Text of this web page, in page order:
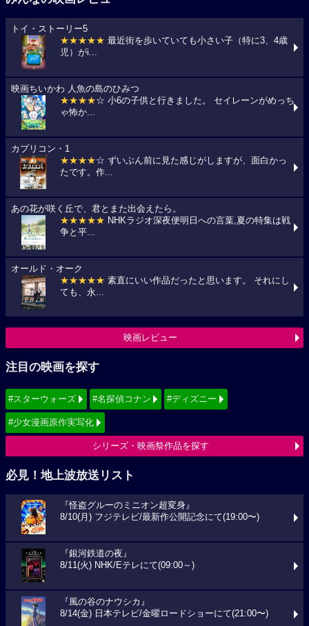
トイ・ストーリー5
★★★★★ 最近街を歩いていても小さい子（特に3、4歳
児）がi...
映画ちいかわ 人魚の島のひみつ
★★★★☆ 小6の子供と行きました。 セイレーンがめっち
ゃ怖か...
カプリコン・1
★★★★☆ ずいぶん前に見た感じがしますが、面白かっ
たです。作...
あの花が咲く丘で、君とまた出会えたら。
★★★★★ NHKラジオ深夜便明日への言葉,夏の特集は戦
争と平...
オールド・オーク
★★★★★ 素直にいい作品だったと思います。 それにし
ても、永...
映画レビュー
注目の映画を探す
#スターウォーズ #名探偵コナン #ディズニー
#少女漫画原作実写化
シリーズ・映画祭作品を探す
必見！地上波放送リスト
『怪盗グルーのミニオン超変身』
8/10(月) フジテレビ/最新作公開記念にて(19:00〜)
『銀河鉄道の夜』
8/11(火) NHK/Eテレにて(09:00～)
『風の谷のナウシカ』
8/14(金) 日本テレビ/金曜ロードショーにて(21:00〜)